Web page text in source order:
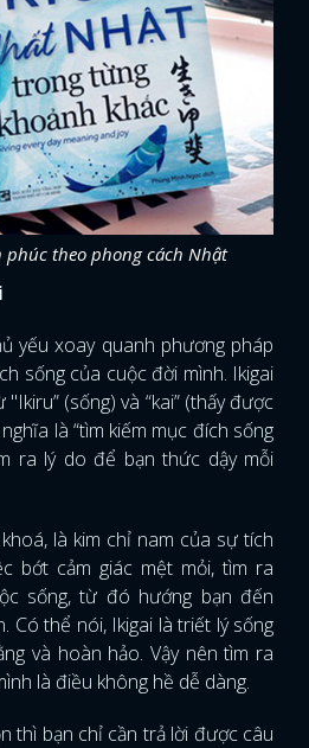
phúc theo phong cách Nhật
yếu xoay quanh phương pháp
sống của cuộc đời mình. Ikigai
(sống) và “kai” (thấy được
là “tìm kiếm mục đích sống
ra lý do để bạn thức dậy mỗi
là kim chỉ nam của sự tích
bớt cảm giác mệt mỏi, tìm ra
sống, từ đó hướng bạn đến
Có thể nói, Ikigai là triết lý sống
và hoàn hảo. Vậy nên tìm ra
là điều không hề dễ dàng.
thì bạn chỉ cần trả lời được câu